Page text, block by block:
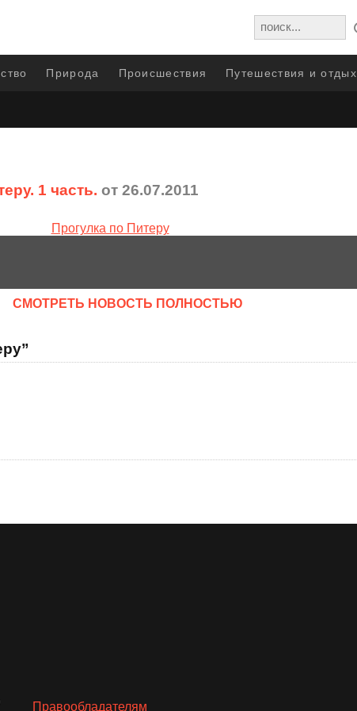
Природа Происшествия Путешествия и отдых
1 часть. от 26.07.2011
CМОТРЕТЬ НОВОСТЬ ПОЛНОСТЬЮ
Правообладателям